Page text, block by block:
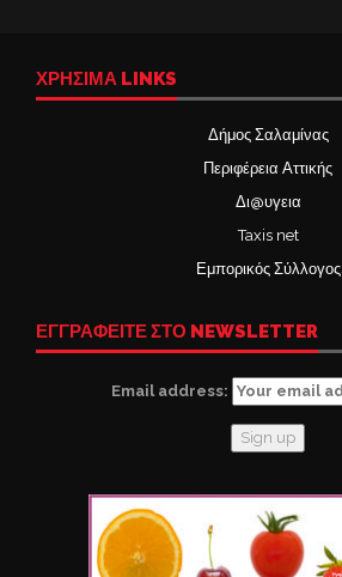
ΧΡΉΣΙΜΑ LINKS
Δήμος Σαλαμίνας
Περιφέρεια Αττικής
Δι@υγεια
Taxis net
Εμπορικός Σύλλογος
ΕΓΓΡΑΦΕΙΤΕ ΣΤΟ NEWSLETTER
Email address: